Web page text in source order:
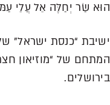
שַׂר יְחַלֶּה אֵל עֲלֵי עַמּוֹ
“כנסת ישראל”
של “מוזיאון חצר